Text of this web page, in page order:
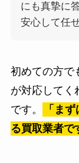
にも真摯に
安心して任
初めての方で
が対応してく
です。
「ま
る買取業者で